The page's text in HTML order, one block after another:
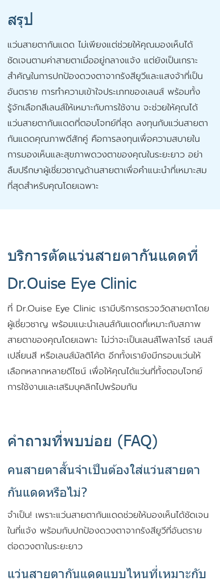
สรุป
แว่นสายตากันแดด ไม่เพียงแต่ช่วยให้คุณมองเห็นได้
ชัดเจนตามค่าสายตาเมื่ออยู่กลางแจ้ง แต่ยังเป็นเกราะ
สำคัญในการปกป้องดวงตาจากรังสียูวีและแสงจ้าที่เป็น
อันตราย การทำความเข้าใจประเภทของเลนส์ พร้อมทั้ง
รู้จักเลือกสีเลนส์ให้เหมาะกับการใช้งาน จะช่วยให้คุณได้
แว่นสายตากันแดดที่ตอบโจทย์ที่สุด ลงทุนกับแว่นสายตา
กันแดดคุณภาพดีสักคู่ คือการลงทุนเพื่อความสบายใน
การมองเห็นและสุขภาพดวงตาของคุณในระยะยาว อย่า
ลืมปรึกษาผู้เชี่ยวชาญด้านสายตาเพื่อคำแนะนำที่เหมาะสม
ที่สุดสำหรับคุณโดยเฉพาะ
บริการตัดแว่นสายตากันแดดที่
Dr.Ouise Eye Clinic
ที่ Dr.Ouise Eye Clinic เรามีบริการตรวจวัดสายตาโดย
ผู้เชี่ยวชาญ พร้อมแนะนำเลนส์กันแดดที่เหมาะกับสภาพ
สายตาของคุณโดยเฉพาะ ไม่ว่าจะเป็นเลนส์โพลาไรซ์ เลนส์
เปลี่ยนสี หรือเลนส์มัลติโค้ต อีกทั้งเรายังมีกรอบแว่นให้
เลือกหลากหลายดีไซน์ เพื่อให้คุณได้แว่นที่ทั้งตอบโจทย์
การใช้งานและเสริมบุคลิกไปพร้อมกัน
คำถามที่พบบ่อย (FAQ)
คนสายตาสั้นจำเป็นต้องใส่แว่นสายตา
กันแดดหรือไม่?
จำเป็น! เพราะแว่นสายตากันแดดช่วยให้มองเห็นได้ชัดเจน
ในที่แจ้ง พร้อมกับปกป้องดวงตาจากรังสียูวีที่อันตราย
ต่อดวงตาในระยะยาว
แว่นสายตากันแดดแบบไหนที่เหมาะกับ